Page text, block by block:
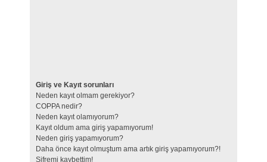
Giriş ve Kayıt sorunları
Neden kayıt olmam gerekiyor?
COPPA nedir?
Neden kayıt olamıyorum?
Kayıt oldum ama giriş yapamıyorum!
Neden giriş yapamıyorum?
Daha önce kayıt olmuştum ama artık giriş yapamıyorum?!
Şifremi kaybettim!